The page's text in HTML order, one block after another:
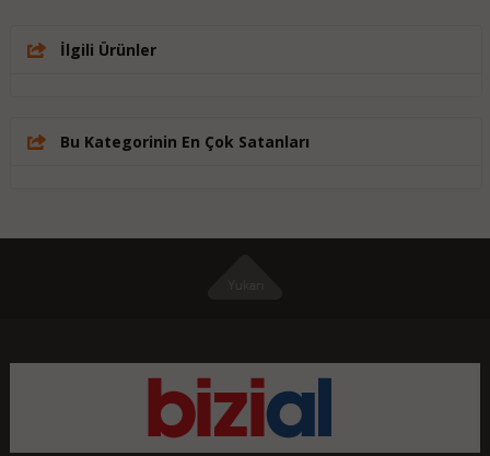
İlgili Ürünler
Bu Kategorinin En Çok Satanları